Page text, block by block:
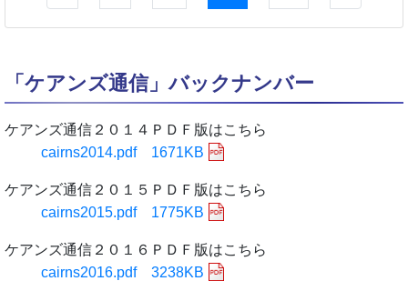
「ケアンズ通信」バックナンバー
ケアンズ通信２０１４ＰＤＦ版はこちら
cairns2014.pdf 1671KB
ケアンズ通信２０１５ＰＤＦ版はこちら
cairns2015.pdf 1775KB
ケアンズ通信２０１６ＰＤＦ版はこちら
cairns2016.pdf 3238KB